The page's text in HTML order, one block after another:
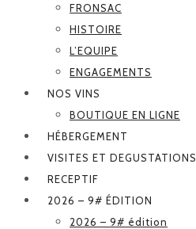
FRONSAC
HISTOIRE
L’EQUIPE
ENGAGEMENTS
NOS VINS
BOUTIQUE EN LIGNE
HÉBERGEMENT
VISITES ET DEGUSTATIONS
RECEPTIF
2026 – 9# ÉDITION
2026 – 9# édition